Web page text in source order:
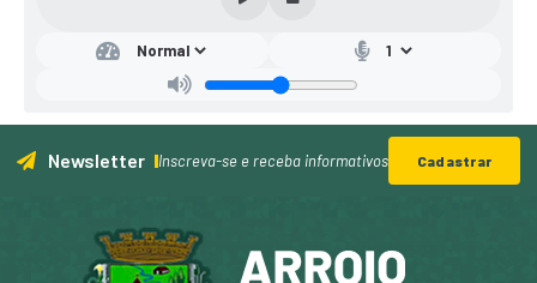
Newsletter Inscreva-se e receba informativos Cadastrar